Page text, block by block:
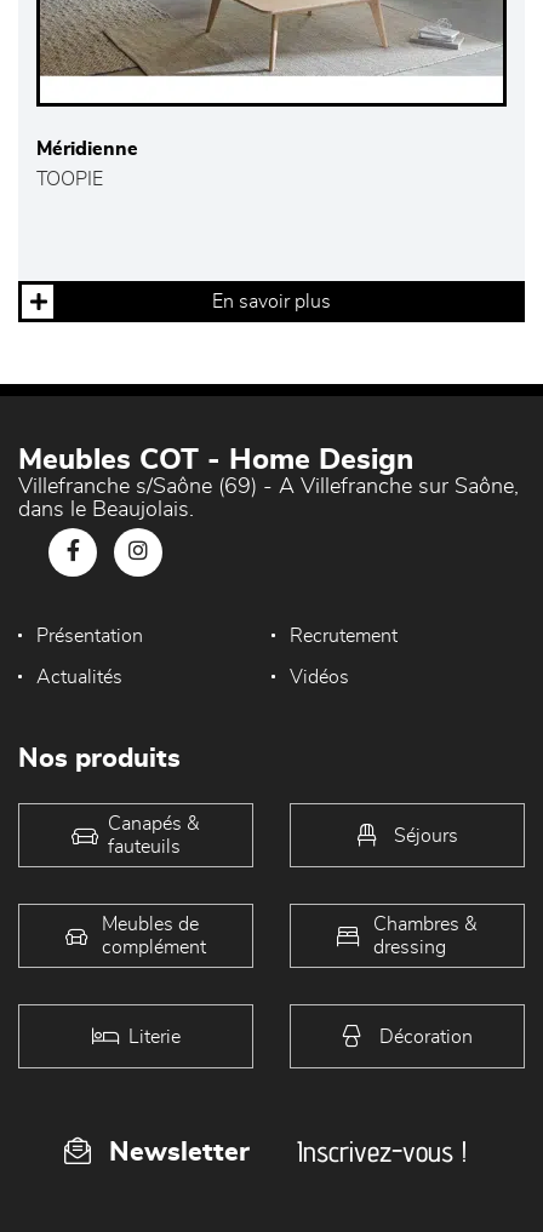
Méridienne
TOOPIE
En savoir plus
Meubles COT - Home Design
Villefranche s/Saône (69) - A Villefranche sur Saône,
dans le Beaujolais.
Présentation Recrutement
Actualités Vidéos
Nos produits
Canapés &
fauteuils
Séjours
Meubles de
complément
Chambres &
dressing
Literie Décoration
Newsletter Inscrivez-vous !